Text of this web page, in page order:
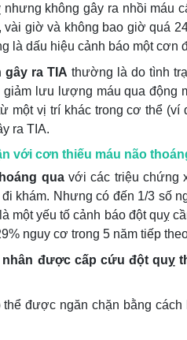
nhưng không gây ra nhồi máu
vài giờ và không bao giờ quá
là dấu hiệu cảnh báo một cơn
gây ra TIA thường là do tình
giảm lưu lượng máu qua động
một vị trí khác trong cơ thể
ra TIA.
với cơn thiếu máu não
qua với các triệu chứng
đi khám. Nhưng có đến 1/3 số
một yếu tố cảnh báo đột quỵ
nguy cơ trong 5 năm tiếp
nhân được cấp cứu đột quỵ
được ngăn chặn bằng